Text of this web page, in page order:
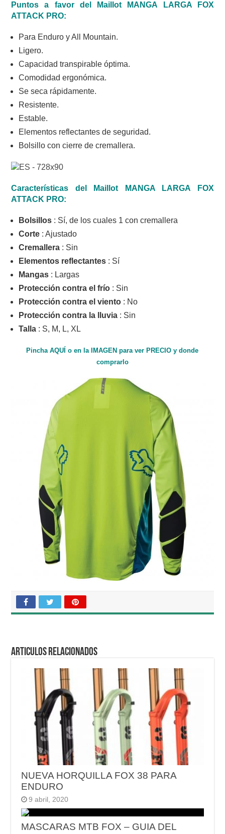
Puntos a favor del Maillot MANGA LARGA FOX
ATTACK PRO:
Para Enduro y All Mountain.
Ligero.
Capacidad transpirable óptima.
Comodidad ergonómica.
Se seca rápidamente.
Resistente.
Estable.
Elementos reflectantes de seguridad.
Bolsillo con cierre de cremallera.
Características del Maillot MANGA LARGA FOX
ATTACK PRO:
Bolsillos : Sí, de los cuales 1 con cremallera
Corte : Ajustado
Cremallera : Sin
Elementos reflectantes : Sí
Mangas : Largas
Protección contra el frío : Sin
Protección contra el viento : No
Protección contra la lluvia : Sin
Talla : S, M, L, XL
Pincha AQUÍ o en la IMAGEN para ver PRECIO y donde
comprarlo
Articulos relacionados
NUEVA HORQUILLA FOX 38 PARA
ENDURO
9 abril, 2020
MASCARAS MTB FOX – GUIA DEL